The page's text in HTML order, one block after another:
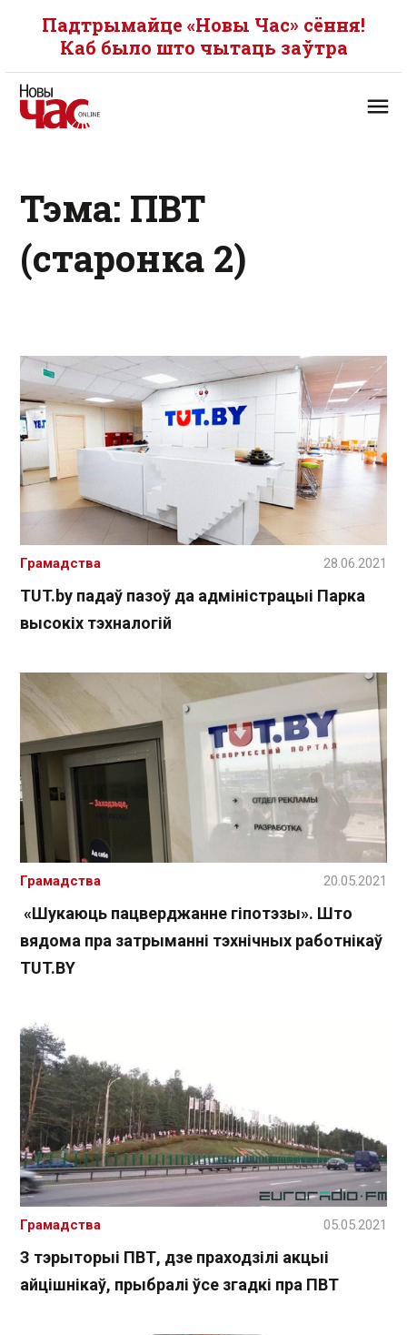
Падтрымайце «Новы Час» сёння!
Каб было што чытаць заўтра
Тэма: ПВТ
(старонка 2)
TUT.by падаў пазоў да адміністрацыі Парка
высокіх тэхналогій
Грамадства 28.06.2021
«Шукаюць пацверджанне гіпотэзы». Што
вядома пра затрыманні тэхнічных работнікаў
TUT.BY
Грамадства 20.05.2021
З тэрыторыі ПВТ, дзе праходзілі акцыі
айцішнікаў, прыбралі ўсе згадкі пра ПВТ
Грамадства 05.05.2021